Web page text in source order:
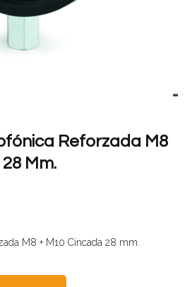
Reforzada M8
Mm.
M8 + M10 Cincada 28 mm.